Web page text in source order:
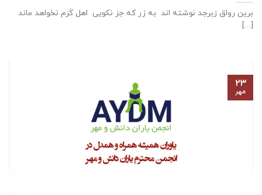
برین رواق زبرجد نوشته اند به زر که جز نکویی اهل کَرَم نخواهد ماند
[...]
۲۳
مهر